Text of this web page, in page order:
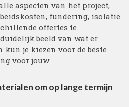
aspecten van het project,
fundering, isolatie
offertes te
beeld van wat er
kun je kiezen voor de beste
voor jouw
om op lange termijn